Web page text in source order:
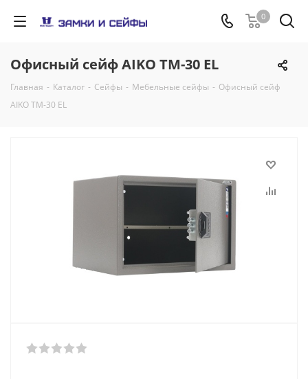
0
Офисный сейф AIKO ТМ-30 EL
Главная - Каталог - Сейфы - Мебельные сейфы - Офисный сейф
AIKO ТМ-30 EL